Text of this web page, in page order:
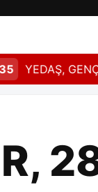
GENÇ